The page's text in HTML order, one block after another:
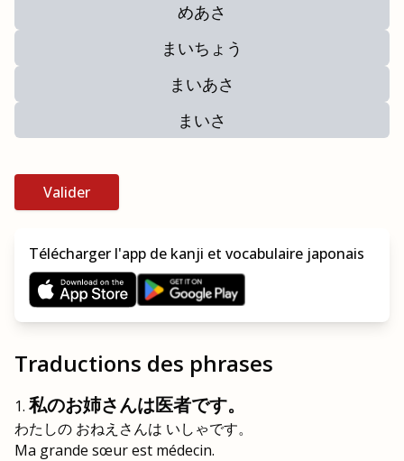
めあさ
まいちょう
まいあさ
まいさ
Valider
Télécharger l'app de kanji et vocabulaire japonais
Traductions des phrases
私のお姉さんは医者です。
わたしの おねえさんは いしゃです。
Ma grande sœur est médecin.